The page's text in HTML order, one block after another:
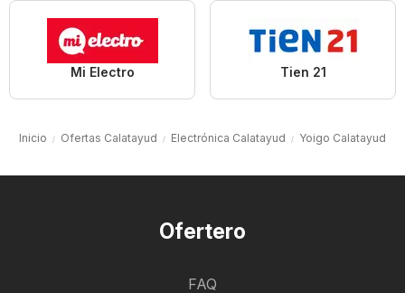
Mi Electro Tien 21
Inicio Ofertas Calatayud Electrónica Calatayud Yoigo Calatayud
Ofertero
FAQ